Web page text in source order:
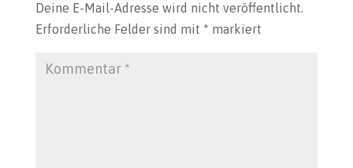
Deine E-Mail-Adresse wird nicht veröffentlicht.
Erforderliche Felder sind mit * markiert